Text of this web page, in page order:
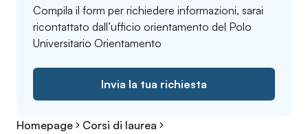
Compila il form per richiedere informazioni, sarai
ricontattato dall’ufficio orientamento del Polo
Universitario Orientamento
Invia la tua richiesta
Homepage
Corsi di laurea